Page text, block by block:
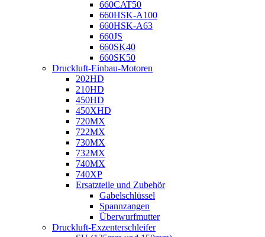
660CAT50
660HSK-A100
660HSK-A63
660JS
660SK40
660SK50
Druckluft-Einbau-Motoren
202HD
210HD
450HD
450XHD
720MX
722MX
730MX
732MX
740MX
740XP
Ersatzteile und Zubehör
Gabelschlüssel
Spannzangen
Überwurfmutter
Druckluft-Exzenterschleifer